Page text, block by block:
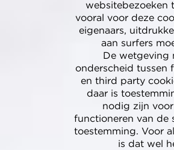
websitebezoeken
vooral voor deze
eigenaars,
aan surfers
De wetgeving
onderscheid tussen
en third party
daar is
nodig zijn
functioneren van de
toestemming. Voor
is dat wel